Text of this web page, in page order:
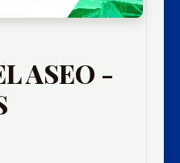
ASEO -